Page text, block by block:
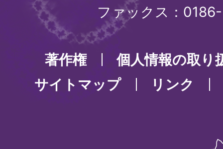
ファックス：
著作権
個人情報の取り
サイトマップ
リンク